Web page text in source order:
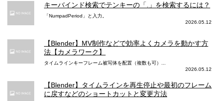
キーバインド検索でテンキーの「.」を検索するには？
「NumpadPeriod」と入力。
2026.05.12
【Blender】MV制作などで効率よくカメラを動かす方
法【カメラワーク】
タイムラインキーフレーム被写体を配置（複数も可）...
2026.05.12
【Blender】タイムラインを再生停止や最初のフレーム
に戻すなどのショートカットと変更方法